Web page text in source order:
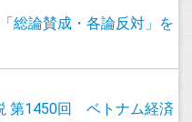
総論賛成・各論反対」を
第1450回 ベトナム経済